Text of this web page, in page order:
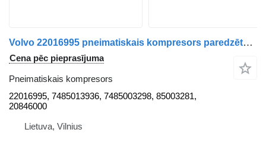
Volvo 22016995 pneimatiskais kompresors paredzēts Volvo vilcēja
Cena pēc pieprasījuma
Pneimatiskais kompresors
22016995, 7485013936, 7485003298, 85003281,
20846000
Lietuva, Vilnius